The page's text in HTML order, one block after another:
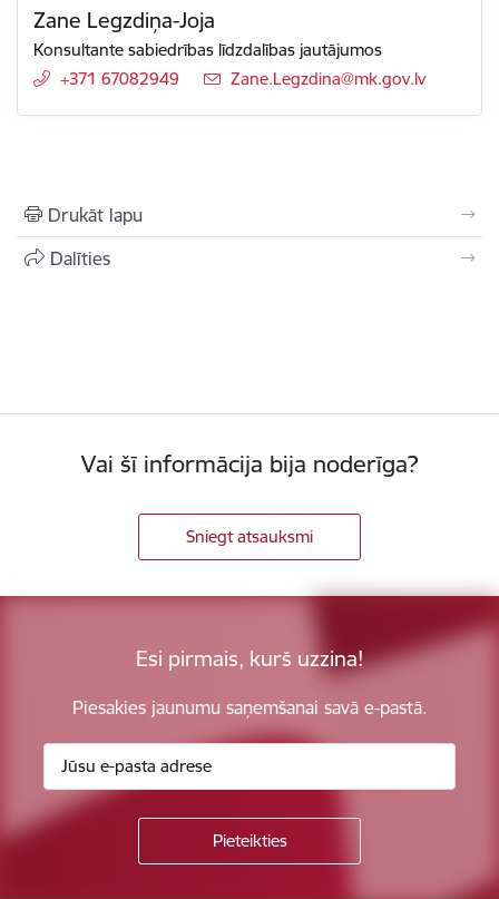
Zane Legzdiņa-Joja
Konsultante sabiedrības līdzdalības jautājumos
+371 67082949
E-pasts:
Zane.Legzdina@mk.gov.lv
Drukāt lapu
Dalīties
Vai šī informācija bija noderīga?
Sniegt atsauksmi
Esi pirmais, kurš uzzina!
Piesakies jaunumu saņemšanai savā e-pastā.